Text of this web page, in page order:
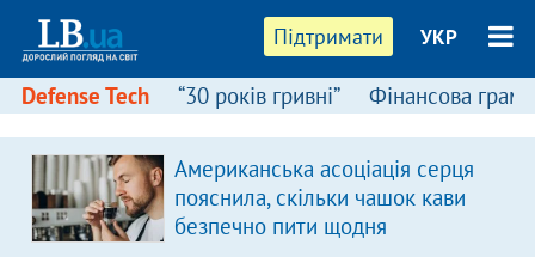
Підтримати УКР
Defense Tech “30 років гривні” Фінансова
Американська асоціація серця
пояснила, скільки чашок кави
безпечно пити щодня